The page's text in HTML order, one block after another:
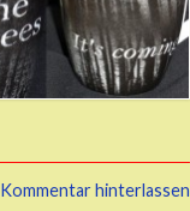
Kommentar hinterlassen